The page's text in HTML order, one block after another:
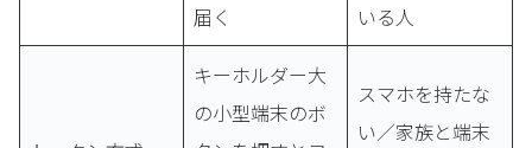
届く
いる人
キーホルダー大
の小型端末のボ
スマホを持たな
い／家族と端末